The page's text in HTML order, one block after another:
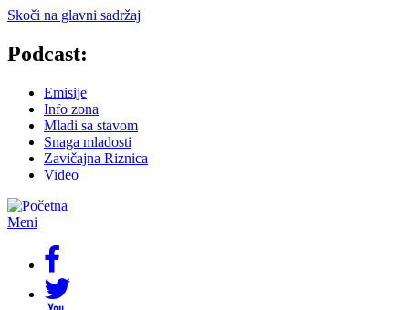
Skoči na glavni sadržaj
Podcast:
Emisije
Info zona
Mladi sa stavom
Snaga mladosti
Zavičajna Riznica
Video
Meni